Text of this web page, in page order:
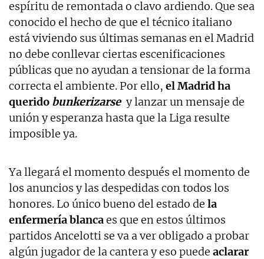
espíritu de remontada o clavo ardiendo. Que sea
conocido el hecho de que el técnico italiano
está viviendo sus últimas semanas en el Madrid
no debe conllevar ciertas escenificaciones
públicas que no ayudan a tensionar de la forma
correcta el ambiente. Por ello, el Madrid ha
querido bunkerizarse y lanzar un mensaje de
unión y esperanza hasta que la Liga resulte
imposible ya.
Ya llegará el momento después el momento de
los anuncios y las despedidas con todos los
honores. Lo único bueno del estado de la
enfermería blancaes que en estos últimos
partidos Ancelotti se va a ver obligado a probar
algún jugador de la cantera y eso puede aclarar